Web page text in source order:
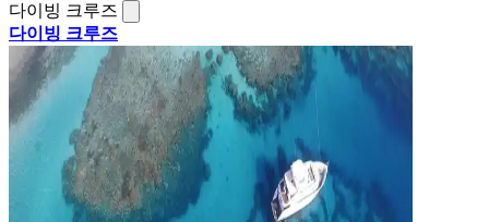
다이빙 크루즈
다이빙 크루즈